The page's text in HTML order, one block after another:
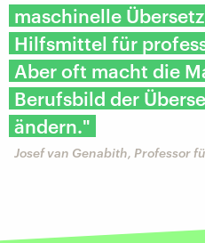
maschinelle
Hilfsmittel für
Aber oft macht die
Berufsbild der
ändern."
Josef van Genabith, Professor